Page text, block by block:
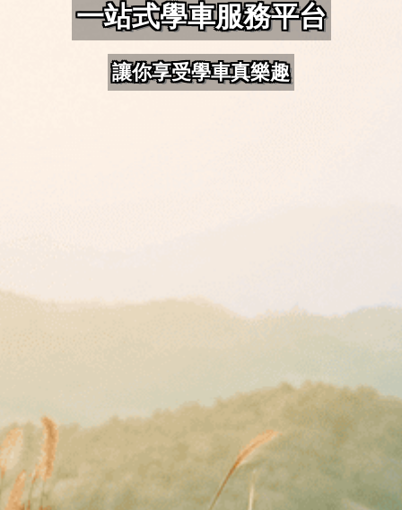
一站式學車服務平台
讓你享受學車真樂趣